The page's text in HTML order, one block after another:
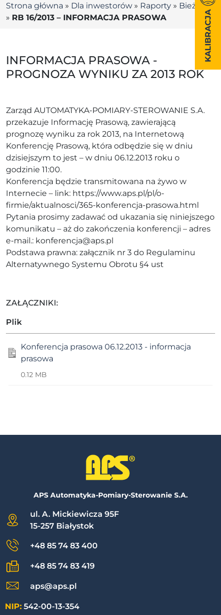
Strona główna » Dla inwestorów » Raporty » Bieżące
» RB 16/2013 – INFORMACJA PRASOWA
INFORMACJA PRASOWA -
PROGNOZA WYNIKU ZA 2013 ROK
Zarząd AUTOMATYKA-POMIARY-STEROWANIE S.A.
przekazuje Informację Prasową, zawierającą
prognozę wyniku za rok 2013, na Internetową
Konferencję Prasową, która odbędzie się w dniu
dzisiejszym to jest – w dniu 06.12.2013 roku o
godzinie 11:00.
Konferencja będzie transmitowana na żywo w
Internecie – link: https://www.aps.pl/pl/o-
firmie/aktualnosci/365-konferencja-prasowa.html
Pytania prosimy zadawać od ukazania się niniejszego
komunikatu – aż do zakończenia konferencji – adres
e-mail.: konferencja@aps.pl
Podstawa prawna: załącznik nr 3 do Regulaminu
Alternatywnego Systemu Obrotu §4 ust
ZAŁĄCZNIKI:
Plik
Konferencja prasowa 06.12.2013 - informacja
prasowa
0.12 MB
APS Automatyka-Pomiary-Sterowanie S.A.
ul. A. Mickiewicza 95F
15-257 Białystok
+48 85 74 83 400
+48 85 74 83 419
aps@aps.pl
NIP: 542-00-13-354
KALIBRACJA